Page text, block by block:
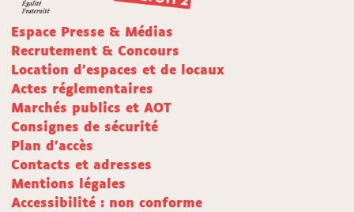
Espace Presse & Médias
Recrutement & Concours
Location d'espaces et de locaux
Actes réglementaires
Marchés publics et AOT
Consignes de sécurité
Plan d'accès
Contacts et adresses
Mentions légales
Accessibilité : non conforme